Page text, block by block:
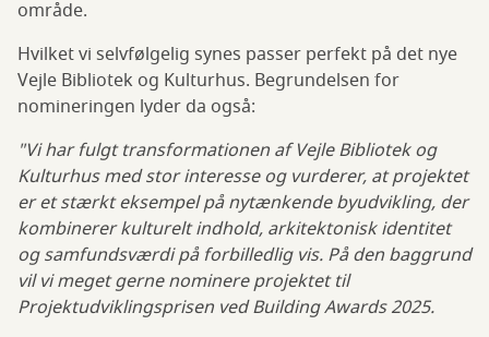
område.
Hvilket vi selvfølgelig synes passer perfekt på det nye
Vejle Bibliotek og Kulturhus. Begrundelsen for
nomineringen lyder da også:
"Vi har fulgt transformationen af Vejle Bibliotek og
Kulturhus med stor interesse og vurderer, at projektet
er et stærkt eksempel på nytænkende byudvikling, der
kombinerer kulturelt indhold, arkitektonisk identitet
og samfundsværdi på forbilledlig vis. På den baggrund
vil vi meget gerne nominere projektet til
Projektudviklingsprisen ved Building Awards 2025.